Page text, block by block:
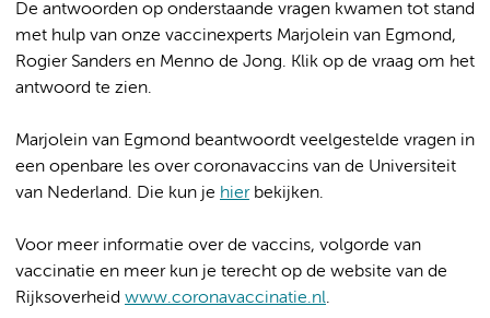
De antwoorden op onderstaande vragen kwamen tot stand
met hulp van onze vaccinexperts Marjolein van Egmond,
Rogier Sanders en Menno de Jong. Klik op de vraag om het
antwoord te zien.
Marjolein van Egmond beantwoordt veelgestelde vragen in
een openbare les over coronavaccins van de Universiteit
van Nederland. Die kun je hierbekijken.
Voor meer informatie over de vaccins, volgorde van
vaccinatie en meer kun je terecht op de website van de
Rijksoverheid www.coronavaccinatie.nl.